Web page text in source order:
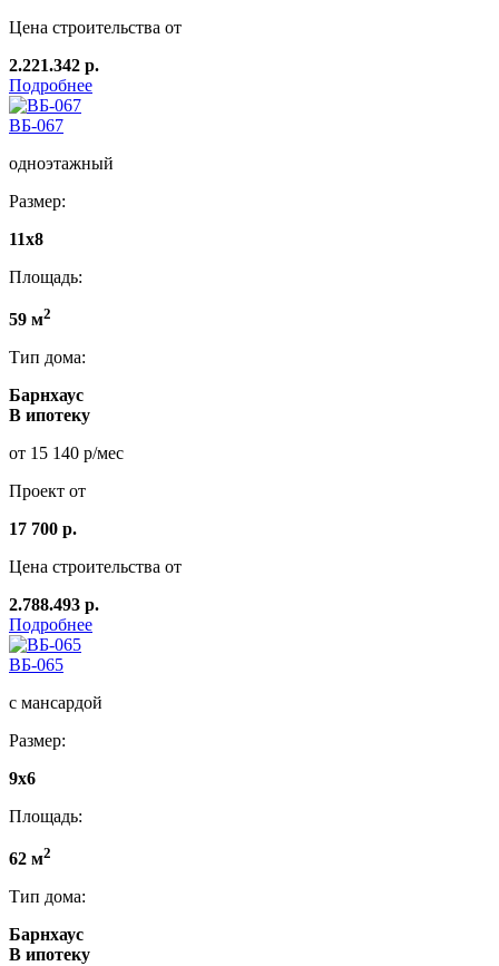
Цена строительства от
2.221.342 р.
Подробнее
ВБ-067
одноэтажный
Размер:
11x8
Площадь:
59 м2
Тип дома:
Барнхаус
В ипотеку
от 15 140 р/мес
Проект от
17 700 р.
Цена строительства от
2.788.493 р.
Подробнее
ВБ-065
с мансардой
Размер:
9x6
Площадь:
62 м2
Тип дома:
Барнхаус
В ипотеку